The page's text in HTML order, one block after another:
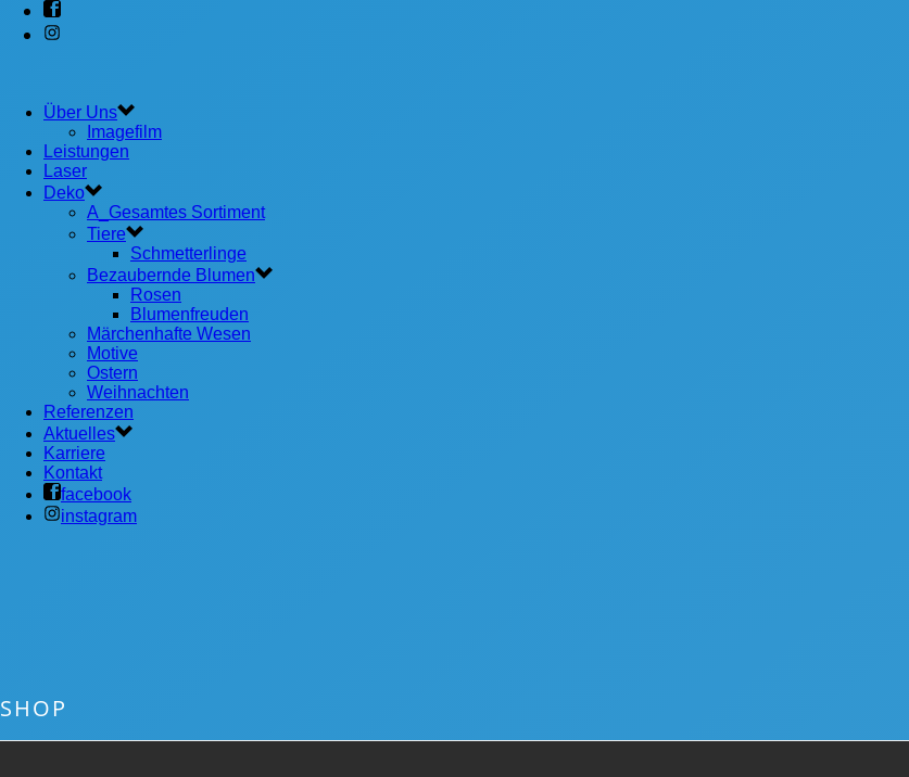
Über Uns
Imagefilm
Leistungen
Laser
Deko
A_Gesamtes Sortiment
Tiere
Schmetterlinge
Bezaubernde Blumen
Rosen
Blumenfreuden
Märchenhafte Wesen
Motive
Ostern
Weihnachten
Referenzen
Aktuelles
Karriere
Kontakt
facebook
instagram
SHOP